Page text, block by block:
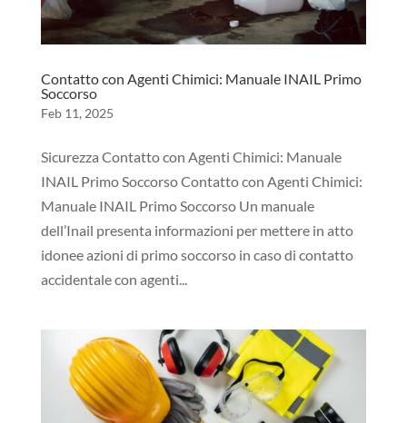
Contatto con Agenti Chimici: Manuale INAIL Primo
Soccorso
Feb 11, 2025
Sicurezza Contatto con Agenti Chimici: Manuale
INAIL Primo Soccorso Contatto con Agenti Chimici:
Manuale INAIL Primo Soccorso Un manuale
dell’Inail presenta informazioni per mettere in atto
idonee azioni di primo soccorso in caso di contatto
accidentale con agenti...